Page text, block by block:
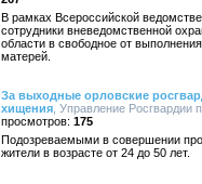
В рамках Всероссийской
сотрудники вневедомственной
области в свободное от
матерей.
За выходные орловские
хищения , Управление Росгвардии
175
Подозреваемыми в совершении
жители в возрасте от 24 до 50 лет.